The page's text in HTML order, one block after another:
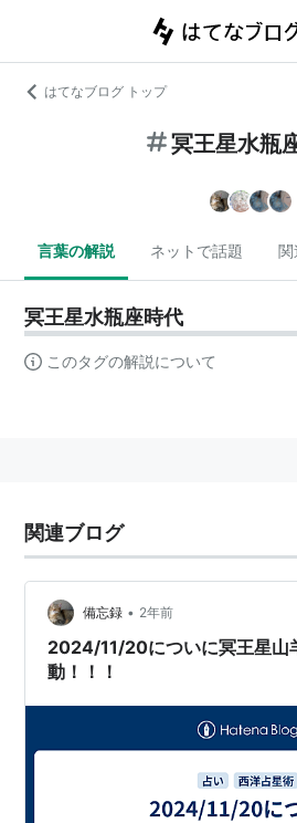
はてなブログ トップ
冥王星水瓶
言葉の解説 ネットで話題
冥王星水瓶座時代
このタグの解説について
関連ブログ
備忘録 • 2年前
2024/11/20についに冥王星山
動！！！